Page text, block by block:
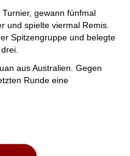
gewann fünfmal
und spielte viermal Remis.
Spitzengruppe und belegte
aus Australien. Gegen
Runde eine